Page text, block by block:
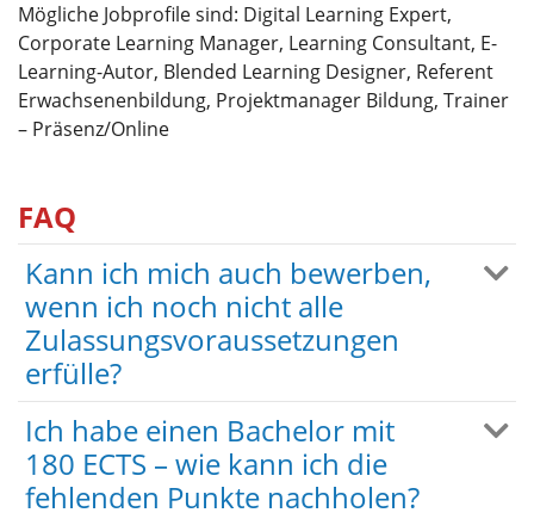
Mögliche Jobprofile sind: Digital Learning Expert,
Corporate Learning Manager, Learning Consultant, E-
Learning-Autor, Blended Learning Designer, Referent
Erwachsenenbildung, Projektmanager Bildung, Trainer
– Präsenz/Online
FAQ
Kann ich mich auch bewerben,
wenn ich noch nicht alle
Zulassungsvoraussetzungen
erfülle?
Ich habe einen Bachelor mit
180 ECTS – wie kann ich die
fehlenden Punkte nachholen?